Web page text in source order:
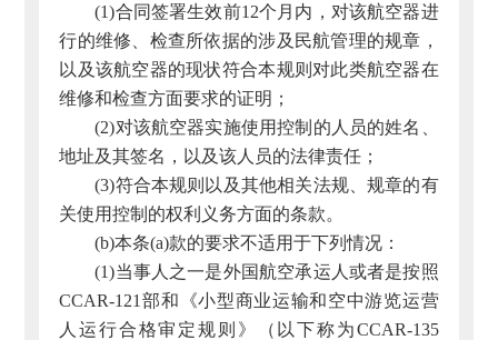
(1)合同签署生效前12个月内，对该航空器进
行的维修、检查所依据的涉及民航管理的规章，
以及该航空器的现状符合本规则对此类航空器在
维修和检查方面要求的证明；
(2)对该航空器实施使用控制的人员的姓名、
地址及其签名，以及该人员的法律责任；
(3)符合本规则以及其他相关法规、规章的有
关使用控制的权利义务方面的条款。
(b)本条(a)款的要求不适用于下列情况：
(1)当事人之一是外国航空承运人或者是按照
CCAR-121部和《小型商业运输和空中游览运营
人运行合格审定规则》（以下称为CCAR-135